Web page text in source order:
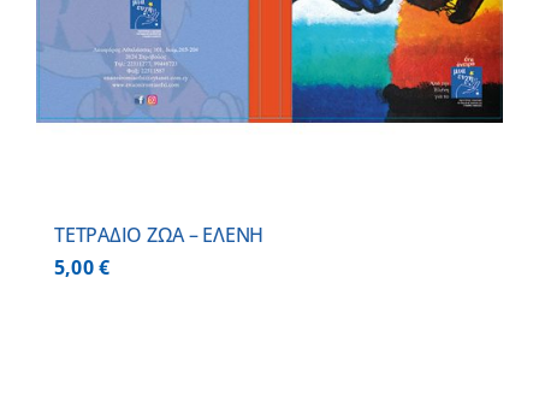
ΤΕΤΡΑΔΙΟ ΖΩΑ – ΕΛΕΝΗ
5,00€